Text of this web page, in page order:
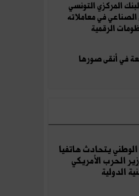
المركزي التونسي
الصناعي في معاملاته
الرقمية
في أنقى صورها
الوطني يتحادث هاتفيا
الحرب الأمريكي
الدولية